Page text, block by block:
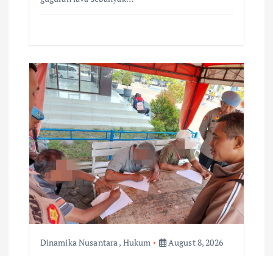
Dinamika Nusantara, Hukum August 8, 2026